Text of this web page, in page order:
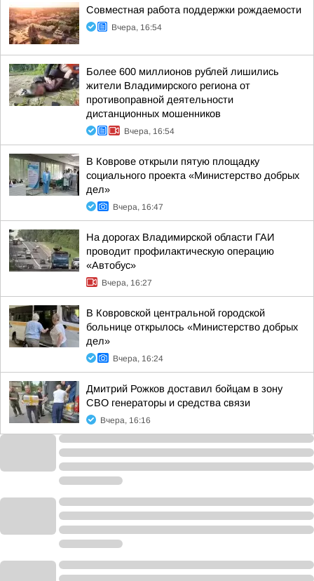
Совместная работа поддержки рождаемости
Вчера, 16:54
Более 600 миллионов рублей лишились
жители Владимирского региона от
противоправной деятельности
дистанционных мошенников
Вчера, 16:54
В Коврове открыли пятую площадку
социального проекта «Министерство добрых
дел»
Вчера, 16:47
На дорогах Владимирской области ГАИ
проводит профилактическую операцию
«Автобус»
Вчера, 16:27
В Ковровской центральной городской
больнице открылось «Министерство добрых
дел»
Вчера, 16:24
Дмитрий Рожков доставил бойцам в зону
СВО генераторы и средства связи
Вчера, 16:16